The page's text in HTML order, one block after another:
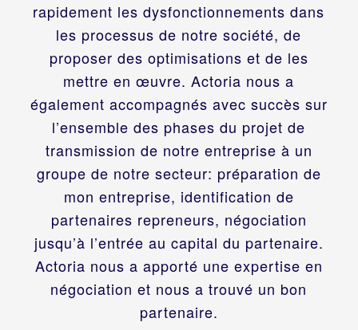
rapidement les dysfonctionnements dans
les processus de notre société, de
proposer des optimisations et de les
mettre en œuvre. Actoria nous a
également accompagnés avec succès sur
l’ensemble des phases du projet de
transmission de notre entreprise à un
groupe de notre secteur: préparation de
mon entreprise, identification de
partenaires repreneurs, négociation
jusqu’à l’entrée au capital du partenaire.
Actoria nous a apporté une expertise en
négociation et nous a trouvé un bon
partenaire.